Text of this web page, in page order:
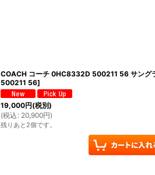
COACH コーチ 0HC8332D 500211 56 サング
500211 56]
19,000円(税別)
(税込 : 20,900円)
残りあと2個です。